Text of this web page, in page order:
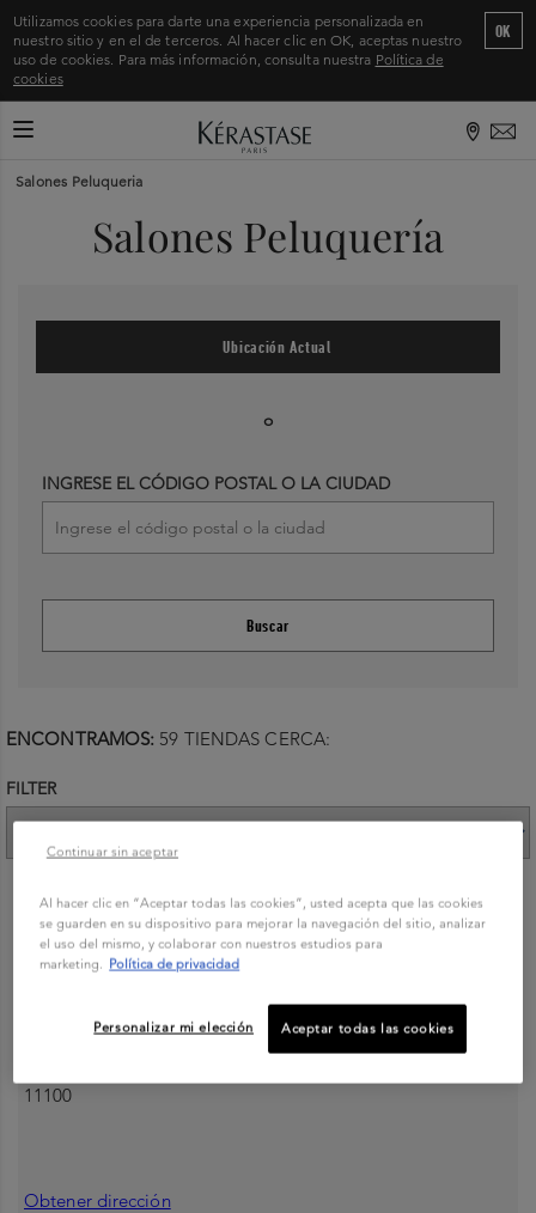
Utilizamos cookies para darte una experiencia personalizada en
nuestro sitio y en el de terceros. Al hacer clic en OK, aceptas nuestro
uso de cookies. Para más información, consulta nuestra Política de
cookies
OK
CAMBIAR MODO DE NAVEGACIÓN
Salones Peluqueria
Salones Peluquería
Ubicación Actual
o
INGRESE EL CÓDIGO POSTAL O LA CIUDAD
Buscar
ENCONTRAMOS: 59 TIENDAS CERCA:
FILTER
ROSARIO
EJIDO 1323
URUGUAY
11100
Obtener dirección
Al hacer clic en “Aceptar todas las cookies”, usted acepta que las cookies
se guarden en su dispositivo para mejorar la navegación del sitio, analizar
el uso del mismo, y colaborar con nuestros estudios para
marketing. Política de privacidad
Personalizar mi elección Aceptar todas las cookies
Continuar sin aceptar